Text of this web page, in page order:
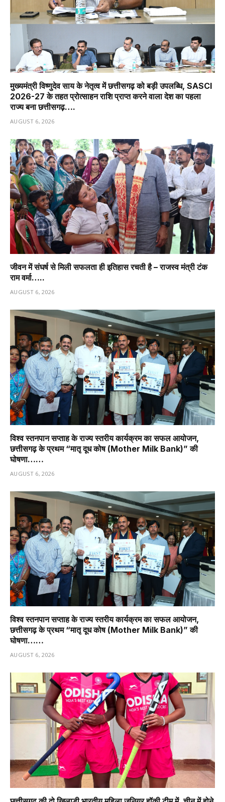
मुख्यमंत्री विष्णुदेव साय के नेतृत्व में छत्तीसगढ़ को बड़ी उपलब्धि, SASCI
2026-27 के तहत प्रोत्साहन राशि प्राप्त करने वाला देश का पहला
राज्य बना छत्तीसगढ़….
AUGUST 6, 2026
जीवन में संघर्ष से मिली सफलता ही इतिहास रचती है – राजस्व मंत्री टंक
राम वर्मा…..
AUGUST 6, 2026
विश्व स्तनपान सप्ताह के राज्य स्तरीय कार्यक्रम का सफल आयोजन,
छत्तीसगढ़ के प्रथम “मातृ दूध कोष (Mother Milk Bank)” की
घोषणा……
AUGUST 6, 2026
विश्व स्तनपान सप्ताह के राज्य स्तरीय कार्यक्रम का सफल आयोजन,
छत्तीसगढ़ के प्रथम “मातृ दूध कोष (Mother Milk Bank)” की
घोषणा……
AUGUST 6, 2026